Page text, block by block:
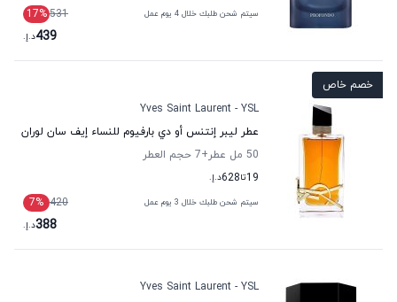
سيتم شحن طلبك خلال 4 يوم عمل 531
17%
439د.إ.
خصم خاص
Yves Saint Laurent - YSL
عطر ليبر إنتنس أو دي بارفيوم للنساء إيف سان لوران
50 مل عطر
+7
حجم العطر
19تا628د.إ.
سيتم شحن طلبك خلال 3 يوم عمل 420
7%
388د.إ.
Yves Saint Laurent - YSL